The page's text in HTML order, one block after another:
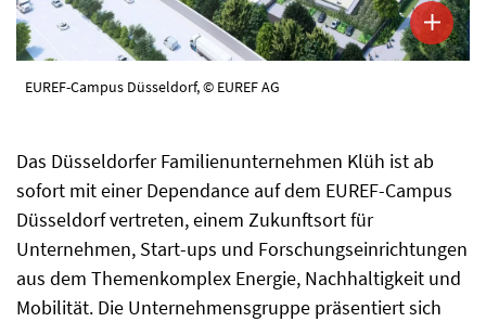
EUREF-Campus Düsseldorf, © EUREF AG
Das Düsseldorfer Familienunternehmen Klüh ist ab
sofort mit einer Dependance auf dem EUREF-Campus
Düsseldorf vertreten, einem Zukunftsort für
Unternehmen, Start-ups und Forschungseinrichtungen
aus dem Themenkomplex Energie, Nachhaltigkeit und
Mobilität. Die Unternehmensgruppe präsentiert sich